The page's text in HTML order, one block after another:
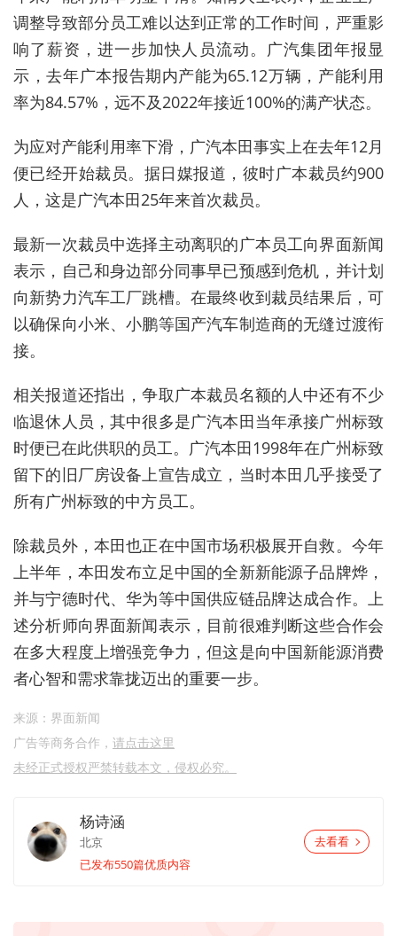
调整导致部分员工难以达到正常的工作时间，严重影
响了薪资，进一步加快人员流动。广汽集团年报显
示，去年广本报告期内产能为65.12万辆，产能利用
率为84.57%， 远不及2022年接近100%的满产状态。
为应对产能利用率下滑，广汽本田事实上在去年12月
便已经开始裁员。据日媒报道，彼时广本裁员约900
人，这是广汽本田25年来首次裁员。
最新一次裁员中选择主动离职的广本员工向界面新闻
表示，自己和身边部分同事早已预感到危机，并计划
向新势力汽车工厂跳槽。在最终收到裁员结果后，可
以确保向小米、小鹏等国产汽车制造商的无缝过渡衔
接。
相关报道还指出，争取广本裁员名额的人中还有不少
临退休人员，其中很多是广汽本田当年承接广州标致
时便已在此供职的员工。广汽本田1998年在广州标致
留下的旧厂房设备上宣告成立，当时本田几乎接受了
所有广州标致的中方员工。
除裁员外，本田也正在中国市场积极展开自救。今年
上半年，本田发布立足中国的全新新能源子品牌烨，
并与宁德时代、华为等中国供应链品牌达成合作。上
述分析师向界面新闻表示，目前很难判断这些合作会
在多大程度上增强竞争力，但这是向中国新能源消费
者心智和需求靠拢迈出的重要一步。
来源：界面新闻
广告等商务合作， 请点击这里
未经正式授权严禁转载本文，侵权必究。
杨诗涵
北京
已发布550篇优质内容
去看看